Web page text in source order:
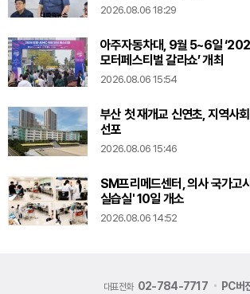
2026.08.06 18:29
아주자동차대, 9월 5~6일
모터페스티벌 갈라쇼’ 개최
2026.08.06 15:54
부산 첫 재개교 신연초, 지역사
선포
2026.08.06 15:46
SM프리메드센터, 의사 국가고
실습실' 10일 개소
2026.08.06 14:52
대표전화 02-784-7717 PC버